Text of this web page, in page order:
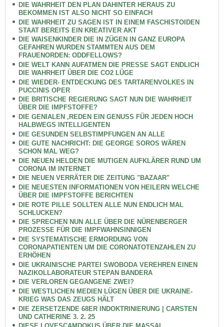
DIE WAHRHEIT DEN PLAN DAHINTER HERAUS ZU
BEKOMMEN IST ALSO NICHT SO EINFACH
DIE WAHRHEIT ZU SAGEN IST IN EINEM FASCHISTOIDEN
STAAT BEREITS EIN KREATIVER AKT
DIE WAISENKINDER DIE IN ZÜGEN IN GANZ EUROPA
GEFAHREN WURDEN STAMMTEN AUS DEM
FRAUENORDEN: ODDFELLOWS?
DIE WELT KANN AUFATMEN DIE PRESSE SAGT ENDLICH
DIE WAHRHEIT ÜBER DIE CO2 LÜGE
DIE WIEDER- ENTDECKUNG DES TARTARENVOLKES IN
PUCCINIS OPER
DIE BRITISCHE REGIERUNG SAGT NUN DIE WAHRHEIT
ÜBER DIE IMPFSTOFFE?
DIE GENIALEN ,REDEN EIN GENUSS FÜR JEDEN HOCH
HALBWEGS INTELLIGENTEN
DIE GESUNDEN SELBSTIMPFUNGEN AN ALLE
DIE GUTE NACHRICHT: DIE GEORGE SOROS WÄREN
SCHON MAL WEG?
DIE NEUEN HELDEN DIE MUTIGEN AUFKLÄRER RUND UM
CORONA IM INTERNET
DIE NEUEN VERRÄTER DIE ZEITUNG "BAZAAR"
DIE NEUESTEN INFORMATIONEN VON HEILERN WELCHE
ÜBER DIE IMPFSTOFFE BERICHTEN
DIE ROTE PILLE SOLLTEN ALLE NUN ENDLICH MAL
SCHLUCKEN?
DIE SPRECHEN NUN ALLE ÜBER DIE NÜRENBERGER
PROZESSE FÜR DIE IMPFWAHNSINNIGEN
DIE SYSTEMATISCHE ERMORDUNG VON
CORONAPATIENTEN UM DIE CORONATOTENZAHLEN ZU
ERHÖHEN
DIE UKRAINISCHE PARTEI SWOBODA VEREHREN EINEN
NAZIKOLLABORATEUR STEPAN BANDERA
DIE VERLOREN GEGANGENE ZWEI?
DIE WESTLICHEN MEDIEN LÜGEN ÜBER DIE UKRAINE-
KRIEG WAS DAS ZEUGS HÄLT
DIE ZERSETZENDE 68ER INDOKTRINIERUNG | CARSTEN
UND CATHERINE 3. 2. 25